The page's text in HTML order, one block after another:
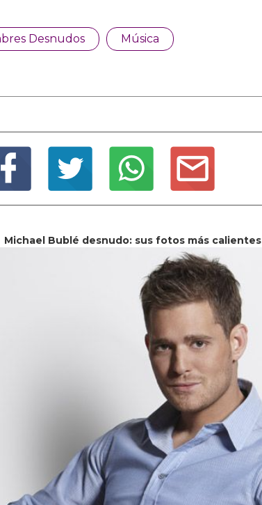
Desnudos Música
Michael Bublé desnudo: sus fotos más calientes